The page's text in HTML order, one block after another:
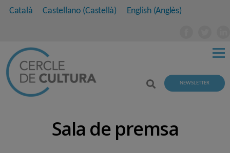
Català Castellano (Castellà) English(Anglès)
NEWSLETTER
Sala de premsa